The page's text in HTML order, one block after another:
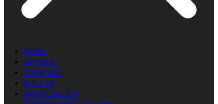
HOME
OPINION
SAMFUND
KULTUR
ANMELDELSER